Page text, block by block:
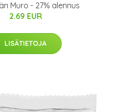
Muro - 27% alennus
2.69 EUR
LISÄTIETOJA